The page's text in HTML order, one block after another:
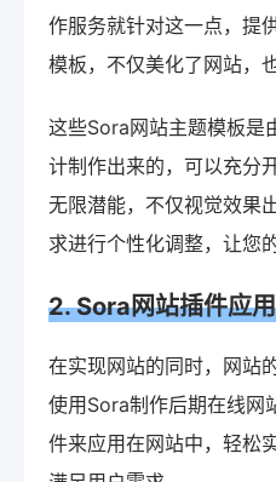
作服务就针对这一点，提
模板，不仅美化了网站，
这些Sora网站主题模板是
计制作出来的，可以充分
无限潜能，不仅视觉效果
求进行个性化调整，让您
2. Sora网站插件应
在实现网站的同时，网站
使用Sora制作后期在线网
件来应用在网站中，轻松